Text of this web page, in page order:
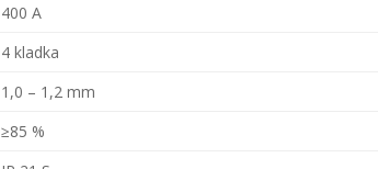
400 A
4 kladka
1,0 – 1,2 mm
≥85 %